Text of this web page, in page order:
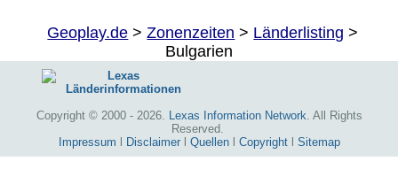
Geoplay.de >Zonenzeiten > Länderlisting >
Bulgarien
Copyright © 2000 - 2026. Lexas Information Network . All Rights
Reserved.
Impressum
Disclaimerl Quellenl Copyrightl Sitemap